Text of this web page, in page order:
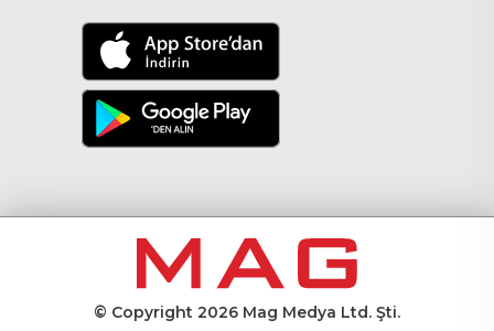
© Copyright 2026 Mag Medya Ltd. Şti.